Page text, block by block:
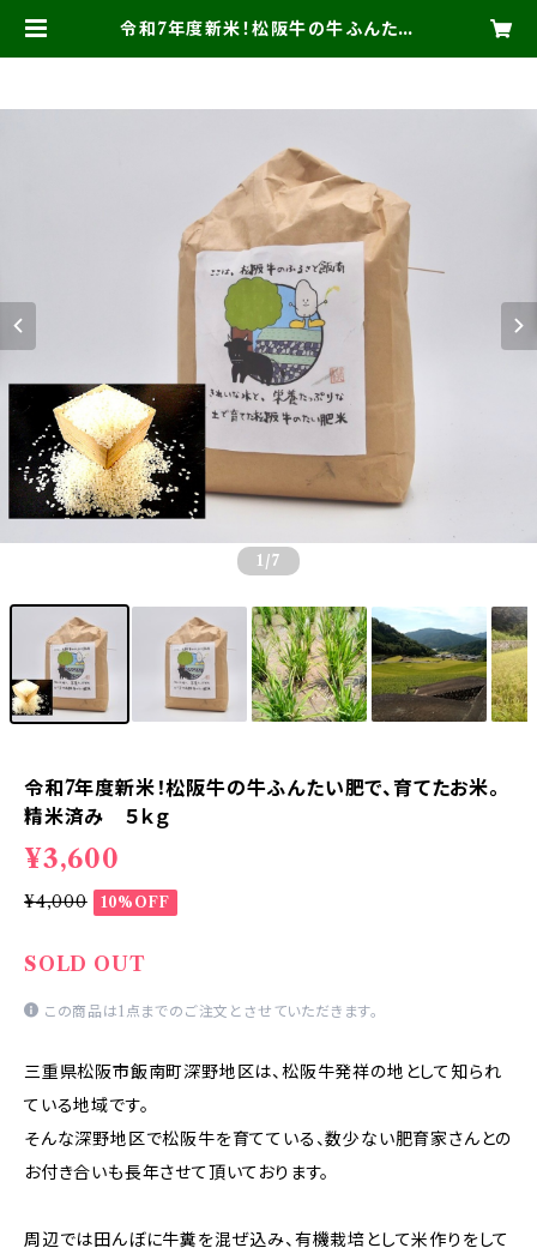
令和7年度新米！松阪牛の牛ふんたい
1 /7
令和7年度新米！松阪牛の牛ふんたい肥で、育てたお米。
精米済み ５ｋｇ
¥3,600
¥4,000 10%OFF
SOLD OUT
この商品は1点までのご注文とさせていただきます。
三重県松阪市飯南町深野地区は、松阪牛発祥の地として知られ
ている地域です。
そんな深野地区で松阪牛を育てている、数少ない肥育家さんとの
お付き合いも長年させて頂いております。
周辺では田んぼに牛糞を混ぜ込み、有機栽培として米作りをして